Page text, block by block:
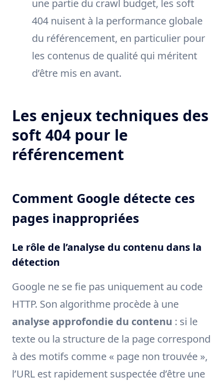
une partie du crawl budget, les soft
404 nuisent à la performance globale
du référencement, en particulier pour
les contenus de qualité qui méritent
d’être mis en avant.
Les enjeux techniques des
soft 404 pour le
référencement
Comment Google détecte ces
pages inappropriées
Le rôle de l’analyse du contenu dans la
détection
Google ne se fie pas uniquement au code
HTTP. Son algorithme procède à une
analyse approfondie du contenu : si le
texte ou la structure de la page correspond
à des motifs comme « page non trouvée »,
l’URL est rapidement suspectée d’être une